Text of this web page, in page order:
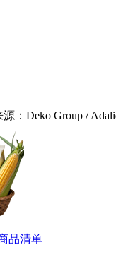
：Deko Group /
品清单